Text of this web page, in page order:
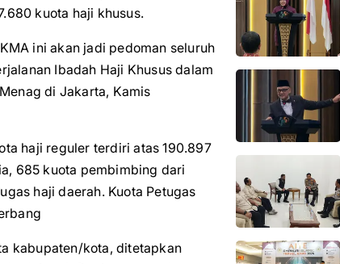
kuota haji khusus.
ini akan jadi pedoman seluruh
Ibadah Haji Khusus dalam
di Jakarta, Kamis
haji reguler terdiri atas 190.897
685 kuota pembimbing dari
haji daerah. Kuota Petugas
kabupaten/kota, ditetapkan